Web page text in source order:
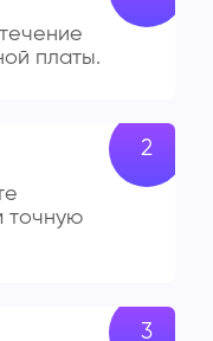
платы.
точную